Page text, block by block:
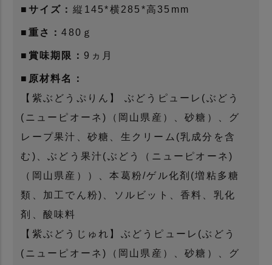
■サイズ： 縦145*横285*高35mm
■重さ：480ｇ
■賞味期限： 9ヵ月
■原材料名：
【紫ぶどうぷりん】 ぶどうピューレ(ぶどう
(ニューピオーネ)（岡山県産）、砂糖）、グ
レープ果汁、砂糖、生クリーム(乳成分を含
む)、ぶどう果汁(ぶどう（ニューピオーネ)
（岡山県産））、本葛粉/ゲル化剤(増粘多糖
類、加工でん粉)、ソルビット、香料、乳化
剤、酸味料
【紫ぶどうじゅれ】ぶどうピューレ(ぶどう
(ニューピオーネ)（岡山県産）、砂糖）、グ